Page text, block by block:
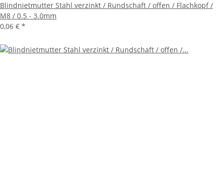
Blindnietmutter Stahl verzinkt / Rundschaft / offen / Flachkopf /
M8 / 0.5 - 3.0mm
0,06 € *